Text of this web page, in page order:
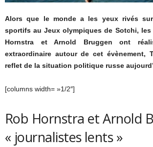
Alors que le monde a les yeux rivés
sportifs au Jeux olympiques de Sotchi, les
Hornstra et Arnold Bruggen ont
extraordinaire autour de cet évènement,
reflet de la situation politique russe
[columns width= »1/2″]
Rob Hornstra et Arnold
« journalistes lents »